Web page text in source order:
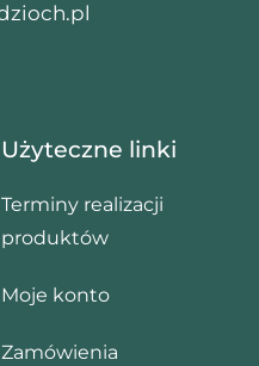
Użyteczne linki
Terminy realizacji
produktów
Moje konto
Zamówienia